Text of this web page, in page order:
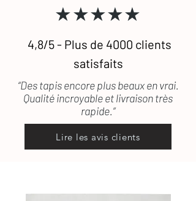
★★★★★
4,8/5 - Plus de 4000 clients
satisfaits
“Des tapis encore plus beaux en vrai.
Qualité incroyable et livraison très
rapide.”
Lire les avis clients